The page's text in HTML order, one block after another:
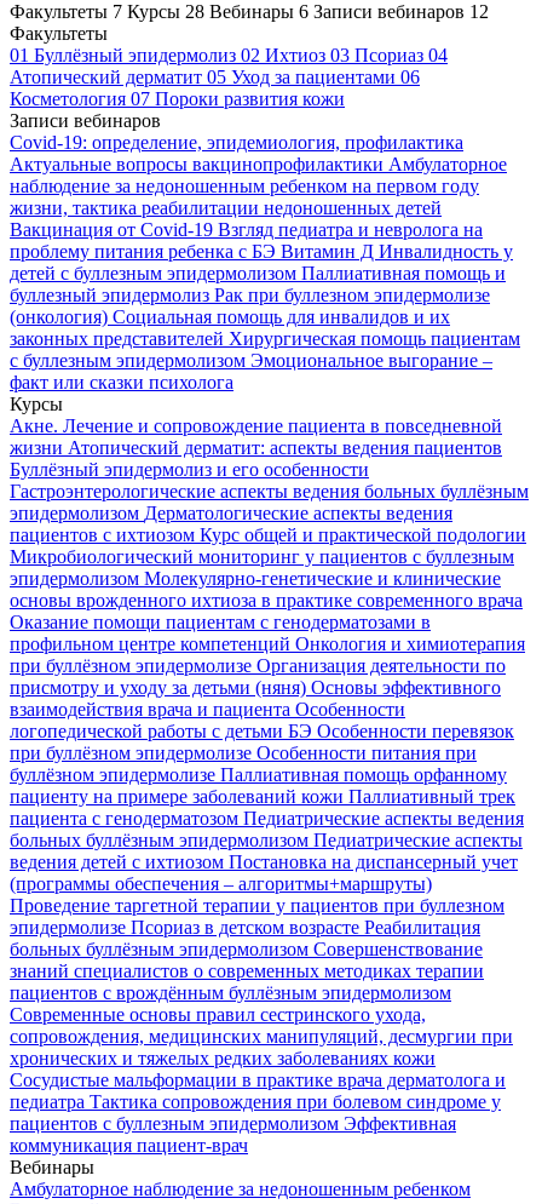
Факультеты 7 Курсы 28 Вебинары 6 Записи вебинаров 12
Факультеты
01 Буллёзный эпидермолиз 02 Ихтиоз 03 Псориаз 04
Атопический дерматит 05 Уход за пациентами 06
Косметология 07 Пороки развития кожи
Записи вебинаров
Covid-19: определение, эпидемиология, профилактика
Актуальные вопросы вакцинопрофилактики Амбулаторное
наблюдение за недоношенным ребенком на первом году
жизни, тактика реабилитации недоношенных детей
Вакцинация от Covid-19 Взгляд педиатра и невролога на
проблему питания ребенка с БЭ Витамин Д Инвалидность у
детей с буллезным эпидермолизом Паллиативная помощь и
буллезный эпидермолиз Рак при буллезном эпидермолизе
(онкология) Социальная помощь для инвалидов и их
законных представителей Хирургическая помощь пациентам
с буллезным эпидермолизом Эмоциональное выгорание –
факт или сказки психолога
Курсы
Акне. Лечение и сопровождение пациента в повседневной
жизни Атопический дерматит: аспекты ведения пациентов
Буллёзный эпидермолиз и его особенности
Гастроэнтерологические аспекты ведения больных буллёзным
эпидермолизом Дерматологические аспекты ведения
пациентов с ихтиозом Курс общей и практической подологии
Микробиологический мониторинг у пациентов с буллезным
эпидермолизом Молекулярно-генетические и клинические
основы врожденного ихтиоза в практике современного врача
Оказание помощи пациентам с генодерматозами в
профильном центре компетенций Онкология и химиотерапия
при буллёзном эпидермолизе Организация деятельности по
присмотру и уходу за детьми (няня) Основы эффективного
взаимодействия врача и пациента Особенности
логопедической работы с детьми БЭ Особенности перевязок
при буллёзном эпидермолизе Особенности питания при
буллёзном эпидермолизе Паллиативная помощь орфанному
пациенту на примере заболеваний кожи Паллиативный трек
пациента с генодерматозом Педиатрические аспекты ведения
больных буллёзным эпидермолизом Педиатрические аспекты
ведения детей с ихтиозом Постановка на диспансерный учет
(программы обеспечения – алгоритмы+маршруты)
Проведение таргетной терапии у пациентов при буллезном
эпидермолизе Псориаз в детском возрасте Реабилитация
больных буллёзным эпидермолизом Совершенствование
знаний специалистов о современных методиках терапии
пациентов с врождённым буллёзным эпидермолизом
Современные основы правил сестринского ухода,
сопровождения, медицинских манипуляций, десмургии при
хронических и тяжелых редких заболеваниях кожи
Сосудистые мальформации в практике врача дерматолога и
педиатра Тактика сопровождения при болевом синдроме у
пациентов с буллезным эпидермолизом Эффективная
коммуникация пациент-врач
Вебинары
Амбулаторное наблюдение за недоношенным ребенком